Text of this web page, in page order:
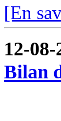
[En
12-08-
Bilan